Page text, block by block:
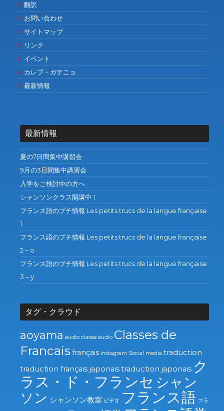
翻訳
お問い合わせ
サイトマップ
リンク
イベント
カレブ・ガテニョ
最新情報
最新情報
夏の7日間集中講習会
9月の3日間集中講習会
入学をご検討中の方へ
シャンソンクラス開講中！
フランス語のプチ情報 Les petits trucs de la langue française
1
フランス語のプチ情報 Les petits trucs de la langue française
2 – o
フランス語のプチ情報 Les petits trucs de la langue française
3 – y
タグ・クラウド
aoyama audio classe audio Classes de
Francais français Instagram Social media traduction
traduction français japonaistraduction japonais ク
ラス・ド・フランセ シャン
ソン シャンソン教室 ビデオ フランス語 フラ